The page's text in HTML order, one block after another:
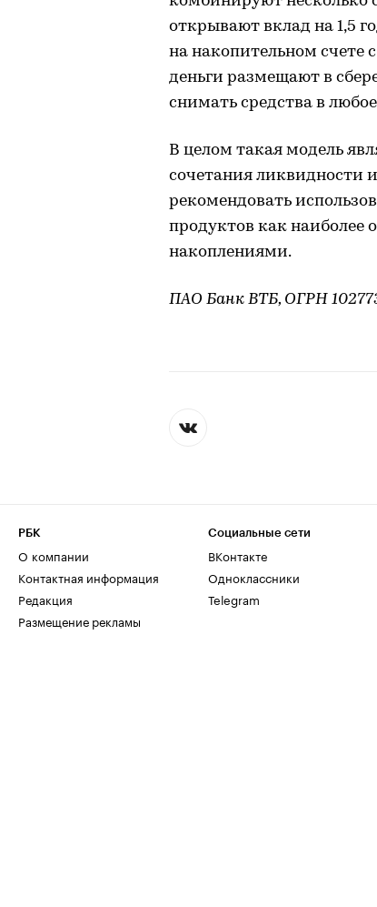
открывают вклад на 1,5
на накопительном счете
деньги размещают в
снимать средства в
В целом такая модель
сочетания ликвидности
рекомендовать
продуктов как наиболее
накоплениями.
ПАО Банк ВТБ, ОГРН
РБК
О компании
Контактная информация
Редакция
Размещение рекламы
Социальные сети
ВКонтакте
Одноклассники
Telegram